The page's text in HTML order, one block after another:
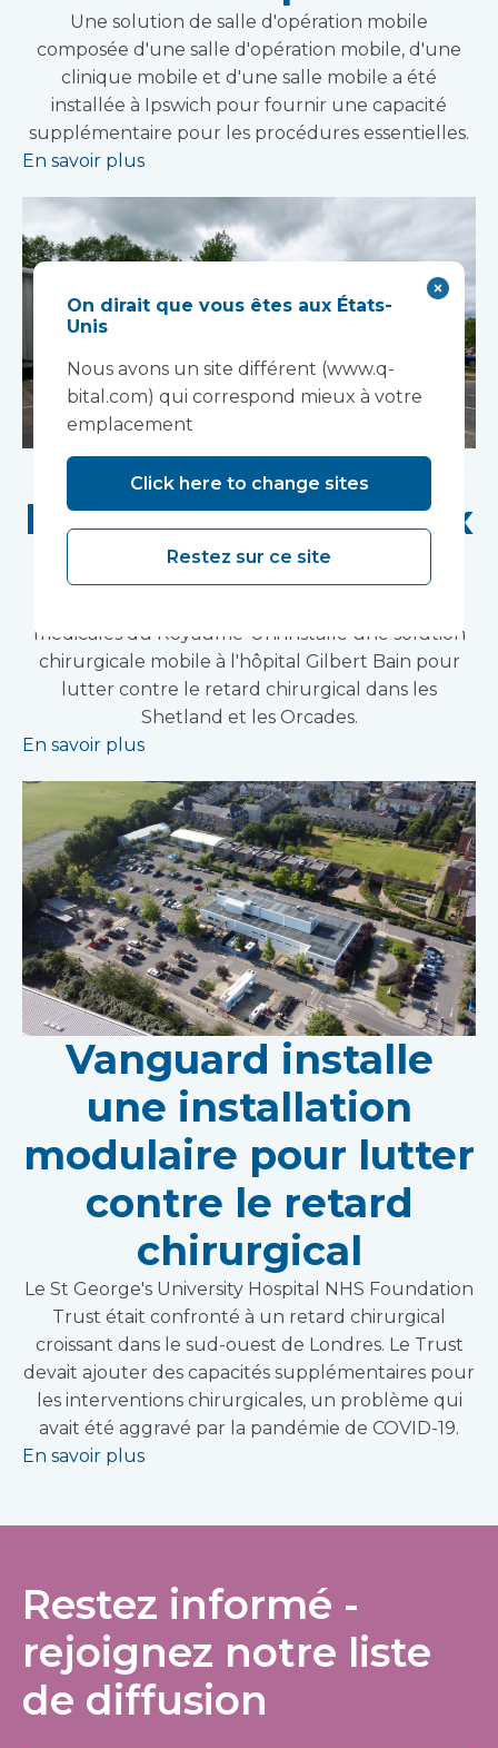
Une solution de salle d'opération mobile
composée d'une salle d'opération mobile, d'une
clinique mobile et d'une salle mobile a été
installée à Ipswich pour fournir une capacité
supplémentaire pour les procédures essentielles.
En savoir plus
Un théâtre à flux
laminaire installé aux
Shetland
médicales du Royaume-Uni installe une solution
chirurgicale mobile à l'hôpital Gilbert Bain pour
lutter contre le retard chirurgical dans les
Shetland et les Orcades.
En savoir plus
Vanguard installe
une installation
modulaire pour lutter
contre le retard
chirurgical
Le St George's University Hospital NHS Foundation
Trust était confronté à un retard chirurgical
croissant dans le sud-ouest de Londres. Le Trust
devait ajouter des capacités supplémentaires pour
les interventions chirurgicales, un problème qui
avait été aggravé par la pandémie de COVID-19.
En savoir plus
Restez informé -
rejoignez notre liste
de diffusion
On dirait que vous êtes aux États-
Unis
Nous avons un site différent (www.q-
bital.com) qui correspond mieux à votre
emplacement
Click here to change sites
Restez sur ce site